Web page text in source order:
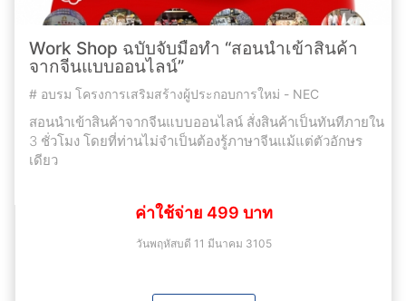
Work Shop ฉบับจับมือทำ “สอนนำเข้าสินค้า
จากจีนแบบออนไลน์”
# อบรม โครงการเสริมสร้างผู้ประกอบการใหม่ - NEC
สอนนำเข้าสินค้าจากจีนแบบออนไลน์ สั่งสินค้าเป็นทันทีภายใน
3 ชั่วโมง โดยที่ท่านไม่จำเป็นต้องรู้ภาษาจีนแม้แต่ตัวอักษร
เดียว
ค่าใช้จ่าย 499 บาท
วันพฤหัสบดี 11 มีนาคม 3105